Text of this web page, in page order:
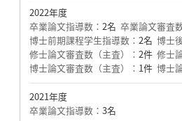
2022年度
卒業論文指導数： 2名 卒業論文審査
博士前期課程学生指導数： 2名 博士
修士論文審査数（主査）： 2件 修士
博士論文審査数（主査）： 1件 博士
2021年度
卒業論文指導数： 3名